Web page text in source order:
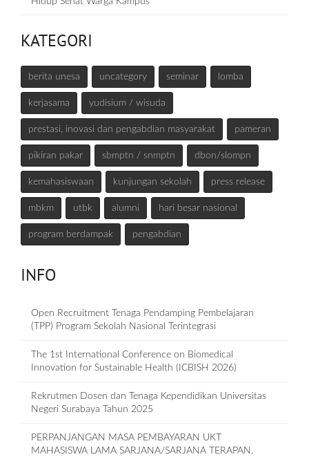
KATEGORI
berita unesa uncategory seminar lomba
kerjasama yudisium / wisuda
prestasi, inovasi dan pengabdian masyarakat pameran
pikiran pakar sbmptn / snmptn dbon/slompn
kemahasiswaan kunjungan sekolah press release
mbkm utbk alumni hari besar nasional
program berdampak pengabdian
INFO
Open Recruitment Tenaga Pendamping Pembelajaran
(TPP) Program Sekolah Nasional Terintegrasi
The 1st International Conference on Biomedical
Innovation for Sustainable Health (ICBISH 2026)
Rekrutmen Dosen dan Tenaga Kependidikan Universitas
Negeri Surabaya Tahun 2025
PERPANJANGAN MASA PEMBAYARAN UKT
MAHASISWA LAMA SARJANA/SARJANA TERAPAN,